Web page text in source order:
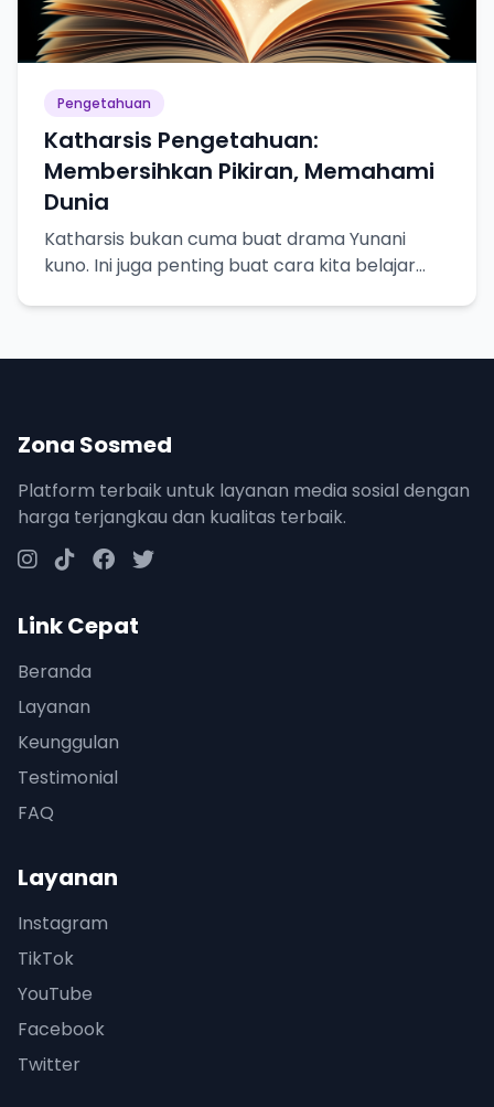
Pengetahuan
Katharsis Pengetahuan:
Membersihkan Pikiran, Memahami
Dunia
Katharsis bukan cuma buat drama Yunani
kuno. Ini juga penting buat cara kita belajar
Zona Sosmed
Platform terbaik untuk layanan media sosial dengan
harga terjangkau dan kualitas terbaik.
Link Cepat
Beranda
Layanan
Keunggulan
Testimonial
FAQ
Layanan
Instagram
TikTok
YouTube
Facebook
Twitter